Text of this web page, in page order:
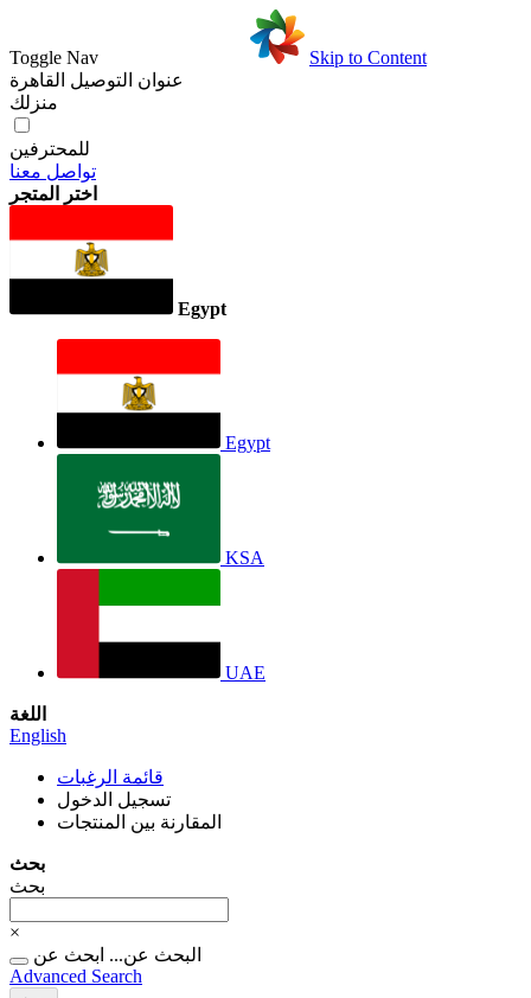
Toggle Nav
Skip to Content
عنوان التوصيل القاهرة
منزلك
للمحترفين
تواصل معنا
اختر المتجر
Egypt
Egypt
KSA
UAE
اللغة
English
قائمة الرغبات
تسجيل الدخول
المقارنة بين المنتجات
بحث
بحث
×
البحث عن... ابحث عن
Advanced Search